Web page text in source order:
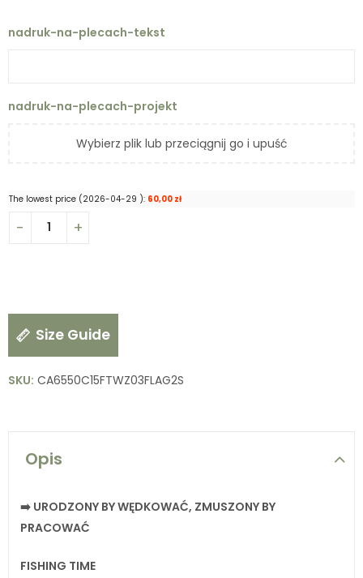
nadruk-na-plecach-tekst
nadruk-na-plecach-projekt
Wybierz plik lub przeciągnij go i upuść
The lowest price (2026-04-29 ): 60,00 zł
Size Guide
SKU: CA6550C15FTWZ03FLAG2S
Opis
➡️ URODZONY BY WĘDKOWAĆ, ZMUSZONY BY
PRACOWAĆ
FISHING TIME